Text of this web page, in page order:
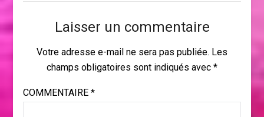
Laisser un commentaire
Votre adresse e-mail ne sera pas publiée. Les
champs obligatoires sont indiqués avec *
COMMENTAIRE *